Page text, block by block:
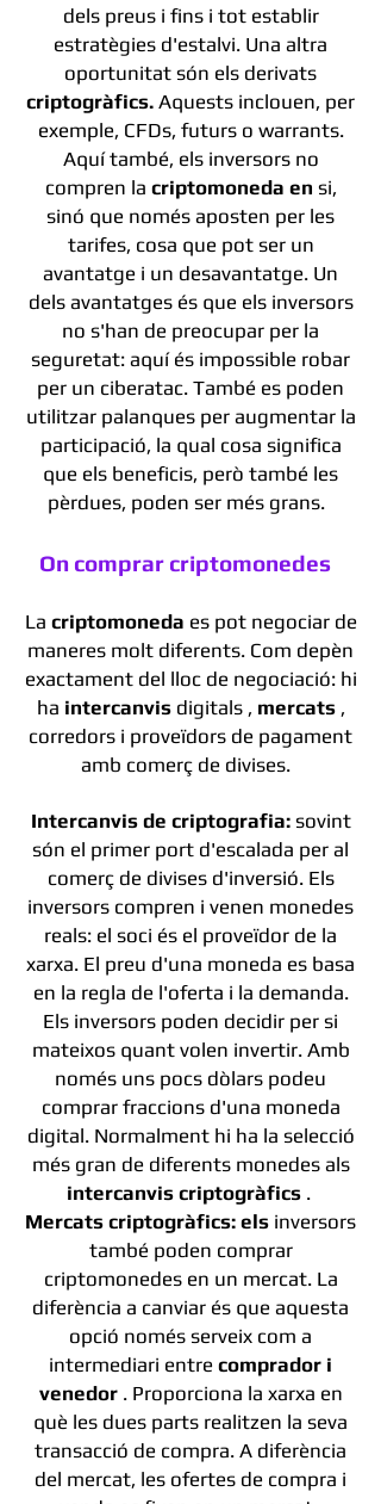
dels preus i fins i tot establir
estratègies d'estalvi. Una altra
oportunitat són els derivats
criptogràfics. Aquests inclouen, per
exemple, CFDs, futurs o warrants.
Aquí també, els inversors no
compren la criptomoneda en si,
sinó que només aposten per les
tarifes, cosa que pot ser un
avantatge i un desavantatge. Un
dels avantatges és que els inversors
no s'han de preocupar per la
seguretat: aquí és impossible robar
per un ciberatac. També es poden
utilitzar palanques per augmentar la
participació, la qual cosa significa
que els beneficis, però també les
pèrdues, poden ser més grans.
On comprar criptomonedes
La criptomoneda es pot negociar de
maneres molt diferents. Com depèn
exactament del lloc de negociació: hi
ha intercanvisdigitals , mercats,
corredors i proveïdors de pagament
amb comerç de divises.
Intercanvis de criptografia:sovint
són el primer port d'escalada per al
comerç de divises d'inversió. Els
inversors compren i venen monedes
reals: el soci és el proveïdor de la
xarxa. El preu d'una moneda es basa
en la regla de l'oferta i la demanda.
Els inversors poden decidir per si
mateixos quant volen invertir. Amb
només uns pocs dòlars podeu
comprar fraccions d'una moneda
digital. Normalment hi ha la selecció
més gran de diferents monedes als
intercanvis criptogràfics.
Mercats criptogràfics: els inversors
també poden comprar
criptomonedes en un mercat. La
diferència a canviar és que aquesta
opció només serveix com a
intermediari entre comprador i
venedor. Proporciona la xarxa en
què les dues parts realitzen la seva
transacció de compra. A diferència
del mercat, les ofertes de compra i